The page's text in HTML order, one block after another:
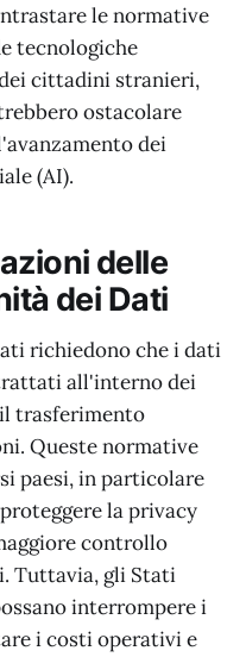
le normative
tecnologiche
cittadini stranieri,
ostacolare
dei
(AI).
delle
dei Dati
richiedono che i dati
all'interno dei
trasferimento
Queste normative
paesi, in particolare
la privacy
controllo
Tuttavia, gli Stati
interrompere i
i costi operativi e